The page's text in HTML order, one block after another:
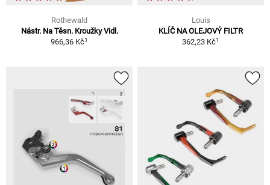
Rothewald
Nástr. Na Těsn. Kroužky Vidl.
966,36 Kč1
Louis
KLÍČ NA OLEJOVÝ FILTR
362,23 Kč1